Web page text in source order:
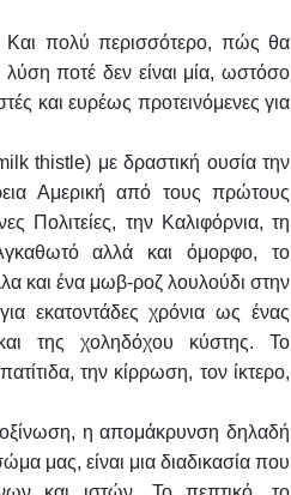
Και πολύ περισσότερο, πώς θα
ποτέ δεν είναι μία, ωστόσο
και ευρέως προτεινόμενες για
thistle) με δραστική ουσία την
Αμερική από τους πρώτους
Πολιτείες, την Καλιφόρνια, τη
αλλά και όμορφο, το
και ένα μωβ-ροζ λουλούδι στην
εκατοντάδες χρόνια ως ένας
της χοληδόχου κύστης. Το
την κίρρωση, τον ίκτερο,
η απομάκρυνση δηλαδή
μας, είναι μια διαδικασία που